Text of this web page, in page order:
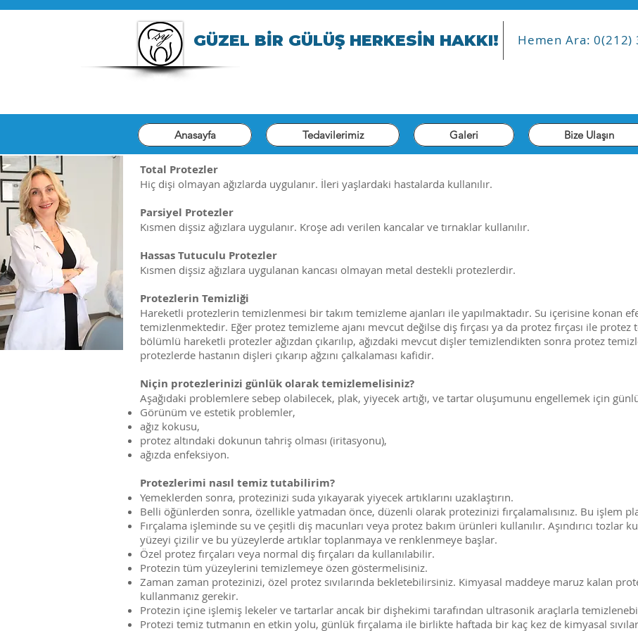
GÜZEL BİR GÜLÜŞ HERKESİN HAKKI! Hemen Ara: 0(212)
Anasayfa Tedavilerimiz Galeri Bize Ulaşın
Total Protezler
Hiç dişi olmayan ağızlarda uygulanır. İleri yaşlardaki hastalarda kullanılır.
Parsiyel Protezler
Kısmen dişsiz ağızlara uygulanır. Kroşe adı verilen kancalar ve tırnaklar kullanılır.
Hassas Tutuculu Protezler
Kısmen dişsiz ağızlara uygulanan kancası olmayan metal destekli protezlerdir.
Protezlerin Temizliği
Hareketli protezlerin temizlenmesi bir takım temizleme ajanları ile yapılmaktadır. Su içerisine konan
temizlenmektedir. Eğer protez temizleme ajanı mevcut değilse diş fırçası ya da protez fırçası ile
bölümlü hareketli protezler ağızdan çıkarılıp, ağızdaki mevcut dişler temizlendikten sonra protez
protezlerde hastanın dişleri çıkarıp ağzını çalkalaması kafidir.
Niçin protezlerinizi günlük olarak temizlemelisiniz?
Aşağıdaki problemlere sebep olabilecek, plak, yiyecek artığı, ve tartar oluşumunu engellemek için
Görünüm ve estetik problemler,
ağız kokusu,
protez altındaki dokunun tahriş olması (iritasyonu),
ağızda enfeksiyon.
Protezlerimi nasıl temiz tutabilirim?
Yemeklerden sonra, protezinizi suda yıkayarak yiyecek artıklarını uzaklaştırın.
Belli öğünlerden sonra, özellikle yatmadan önce, düzenli olarak protezinizi fırçalamalısınız. Bu işlem
Fırçalama işleminde su ve çeşitli diş macunları veya protez bakım ürünleri kullanılır. Aşındırıcı tozlar
yüzeyi çizilir ve bu yüzeylerde artıklar toplanmaya ve renklenmeye başlar.
Özel protez fırçaları veya normal diş fırçaları da kullanılabilir.
Protezin tüm yüzeylerini temizlemeye özen göstermelisiniz.
Zaman zaman protezinizi, özel protez sıvılarında bekletebilirsiniz. Kimyasal maddeye maruz kalan
kullanmanız gerekir.
Protezin içine işlemiş lekeler ve tartarlar ancak bir dişhekimi tarafından ultrasonik araçlarla
Protezi temiz tutmanın en etkin yolu, günlük fırçalama ile birlikte haftada bir kaç kez de kimyasal